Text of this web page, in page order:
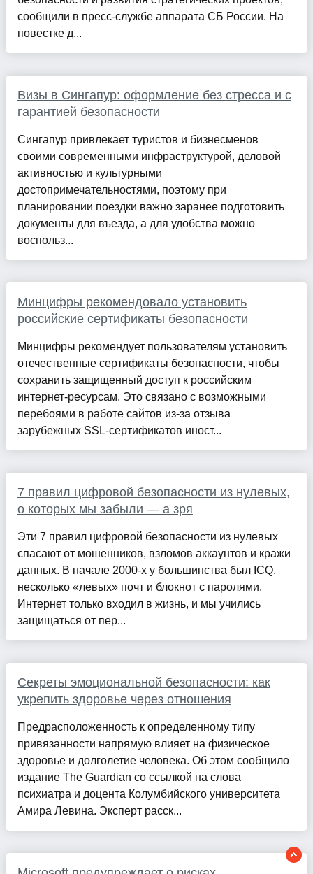
сообщили в пресс-службе аппарата СБ России. На
повестке д...
Визы в Сингапур: оформление без стресса и с
гарантией безопасности
Сингапур привлекает туристов и бизнесменов
своими современными инфраструктурой, деловой
активностью и культурными
достопримечательностями, поэтому при
планировании поездки важно заранее подготовить
документы для въезда, а для удобства можно
воспольз...
Минцифры рекомендовало установить
российские сертификаты безопасности
Минцифры рекомендует пользователям установить
отечественные сертификаты безопасности, чтобы
сохранить защищенный доступ к российским
интернет-ресурсам. Это связано с возможными
перебоями в работе сайтов из-за отзыва
зарубежных SSL-сертификатов иност...
7 правил цифровой безопасности из нулевых,
о которых мы забыли — а зря
Эти 7 правил цифровой безопасности из нулевых
спасают от мошенников, взломов аккаунтов и кражи
данных. В начале 2000-х у большинства был ICQ,
несколько «левых» почт и блокнот с паролями.
Интернет только входил в жизнь, и мы учились
защищаться от пер...
Секреты эмоциональной безопасности: как
укрепить здоровье через отношения
Предрасположенность к определенному типу
привязанности напрямую влияет на физическое
здоровье и долголетие человека. Об этом сообщило
издание The Guardian со ссылкой на слова
психиатра и доцента Колумбийского университета
Амира Левина. Эксперт расск...